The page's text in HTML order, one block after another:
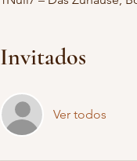
Invitados
Ver todos